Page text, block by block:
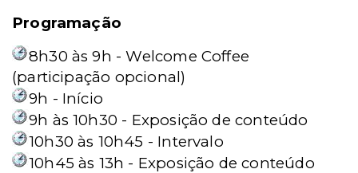
Programação
8h30 às 9h - Welcome Coffee
(participação opcional)
9h - Início
9h às 10h30 - Exposição de conteúdo
10h30 às 10h45 - Intervalo
10h45 às 13h - Exposição de conteúdo